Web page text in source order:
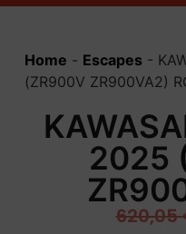
Home - Escapes-
(ZR900V ZR900VA2)
2025
620,05